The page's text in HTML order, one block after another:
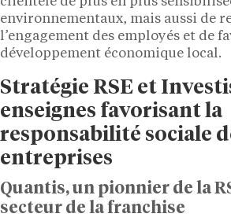
environnementaux, mais aussi de
l’engagement des employés et de
développement économique local.
Stratégie RSE et
enseignes favorisant la
responsabilité sociale
entreprises
Quantis, un pionnier de la
secteur de la franchise